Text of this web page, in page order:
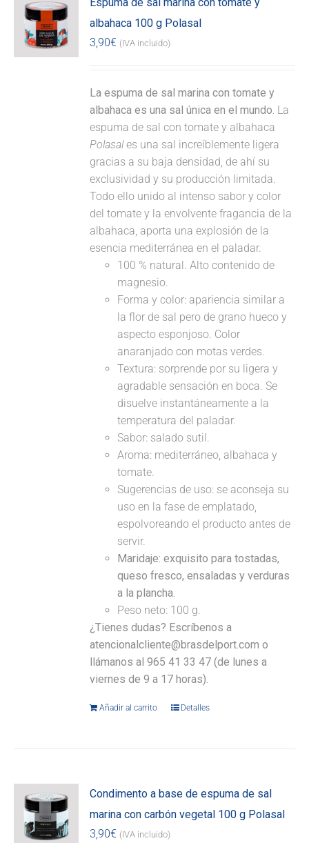
Espuma de sal marina con tomate y
albahaca 100 g Polasal
3,90€ (IVA incluido)
La espuma de sal marina con tomate y
albahaca es una sal única en el mundo. La
espuma de sal con tomate y albahaca
Polasales una sal increíblemente ligera
gracias a su baja densidad, de ahí su
exclusividad y su producción limitada.
Todo ello unido al intenso sabor y color
del tomate y la envolvente fragancia de la
albahaca, aporta una explosión de la
esencia mediterránea en el paladar.
100 % natural. Alto contenido de
magnesio.
Forma y color: apariencia similar a
la flor de sal pero de grano hueco y
aspecto esponjoso. Color
anaranjado con motas verdes.
Textura: sorprende por su ligera y
agradable sensación en boca. Se
disuelve instantáneamente a la
temperatura del paladar.
Sabor: salado sutil.
Aroma: mediterráneo, albahaca y
tomate.
Sugerencias de uso: se aconseja su
uso en la fase de emplatado,
espolvoreando el producto antes de
servir.
Maridaje: exquisito para tostadas,
queso fresco, ensaladas y verduras
a la plancha.
Peso neto: 100 g.
¿Tienes dudas? Escríbenos a
atencionalcliente@brasdelport.com o
llámanos al 965 41 33 47 (de lunes a
viernes de 9 a 17 horas).
Añadir al carrito Detalles
Condimento a base de espuma de sal
marina con carbón vegetal 100 g Polasal
3,90€ (IVA incluido)